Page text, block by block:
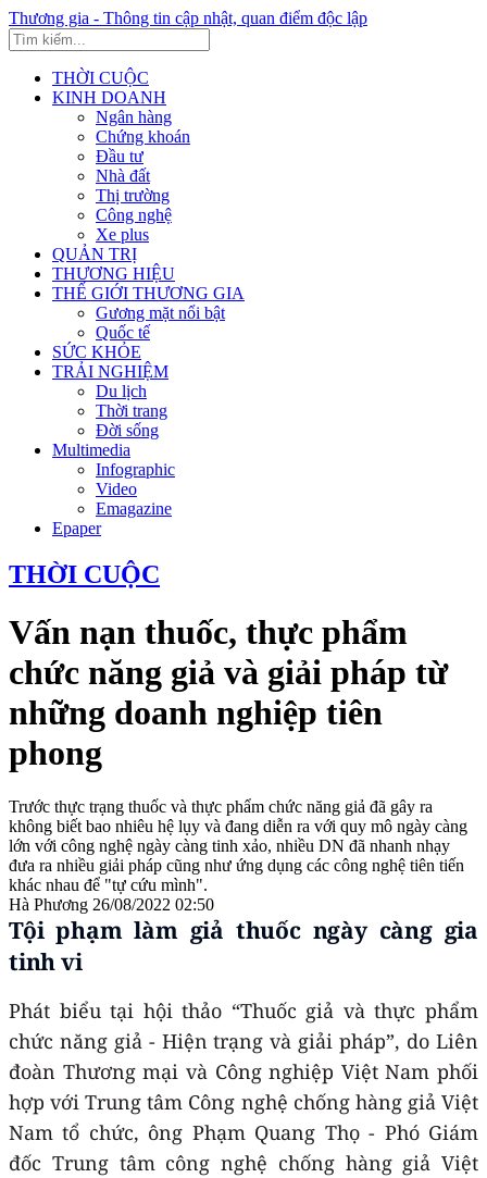
Thương gia - Thông tin cập nhật, quan điểm độc lập
THỜI CUỘC
KINH DOANH
Ngân hàng
Chứng khoán
Đầu tư
Nhà đất
Thị trường
Công nghệ
Xe plus
QUẢN TRỊ
THƯƠNG HIỆU
THẾ GIỚI THƯƠNG GIA
Gương mặt nổi bật
Quốc tế
SỨC KHỎE
TRẢI NGHIỆM
Du lịch
Thời trang
Đời sống
Multimedia
Infographic
Video
Emagazine
Epaper
THỜI CUỘC
Vấn nạn thuốc, thực phẩm
chức năng giả và giải pháp từ
những doanh nghiệp tiên
phong
Trước thực trạng thuốc và thực phẩm chức năng giả đã gây ra
không biết bao nhiêu hệ lụy và đang diễn ra với quy mô ngày càng
lớn với công nghệ ngày càng tinh xảo, nhiều DN đã nhanh nhạy
đưa ra nhiều giải pháp cũng như ứng dụng các công nghệ tiên tiến
khác nhau để "tự cứu mình".
Hà Phương 26/08/2022 02:50
Tội phạm làm giả thuốc ngày càng gia
tinh vi
Phát biểu tại hội thảo “Thuốc giả và thực phẩm
chức năng giả - Hiện trạng và giải pháp”, do Liên
đoàn Thương mại và Công nghiệp Việt Nam phối
hợp với Trung tâm Công nghệ chống hàng giả Việt
Nam tổ chức, ông Phạm Quang Thọ - Phó Giám
đốc Trung tâm công nghệ chống hàng giả Việt